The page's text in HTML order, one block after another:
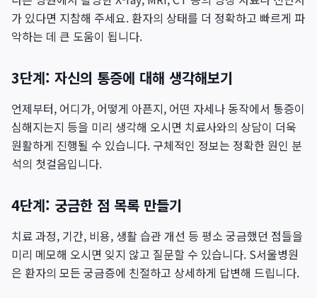
가 있다면 지참해 주세요. 환자의 상태를 더 정확하고 빠르게 파
악하는 데 큰 도움이 됩니다.
3단계: 자신의 통증에 대해 생각해보기
언제부터, 어디가, 어떻게 아픈지, 어떤 자세나 동작에서 통증이
심해지는지 등을 미리 생각해 오시면 치료사와의 상담이 더욱
원활하게 진행될 수 있습니다. 구체적인 정보는 정확한 원인 분
석의 첫걸음입니다.
4단계: 궁금한 점 목록 만들기
치료 과정, 기간, 비용, 생활 습관 개선 등 평소 궁금했던 점들을
미리 메모해 오시면 잊지 않고 질문할 수 있습니다. S서울병원
은 환자의 모든 궁금증에 친절하고 상세하게 답변해 드립니다.